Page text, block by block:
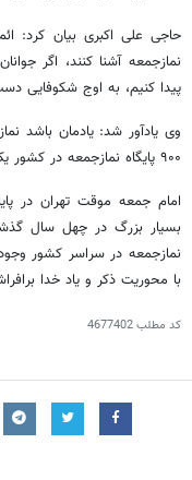
حاجی علی اکبری بیان کرد:
نمازجمعه آشنا کنند، اگر
پیدا کنیم، به اوج شکوفایی
وی یادآور شد: یادمان باشد
۹۰۰ پایگاه نمازجمعه در کشور یک معجزه الهی است.
امام جمعه موقت تهران در
بسیار بزرگ در چهل سال
نمازجمعه در سراسر کشور
با محوریت ذکر و یاد خدا
کد مطلب4677402